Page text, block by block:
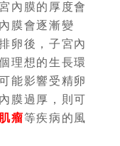
內膜的厚度會
膜會逐漸變
卵後，子宮內
理想的生長環
能影響受精卵
膜過厚，則可
瘤等疾病的風